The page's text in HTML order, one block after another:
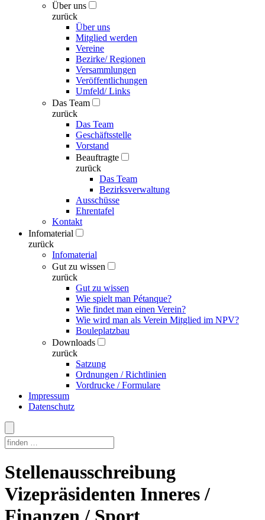
Über uns
zurück
Über uns
Mitglied werden
Vereine
Bezirke/ Regionen
Versammlungen
Veröffentlichungen
Umfeld/ Links
Das Team
zurück
Das Team
Geschäftsstelle
Vorstand
Beauftragte
zurück
Das Team
Bezirksverwaltung
Ausschüsse
Ehrentafel
Kontakt
Infomaterial
zurück
Infomaterial
Gut zu wissen
zurück
Gut zu wissen
Wie spielt man Pétanque?
Wie findet man einen Verein?
Wie wird man als Verein Mitglied im NPV?
Bouleplatzbau
Downloads
zurück
Satzung
Ordnungen / Richtlinien
Vordrucke / Formulare
Impressum
Datenschutz
Skip
to
content
Stellenausschreibung
Vizepräsidenten Inneres /